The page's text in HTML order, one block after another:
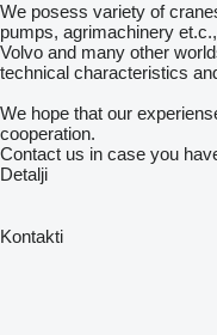
We posess variety of
pumps, agrimachinery
Volvo and many other
technical characteristics
We hope that our
cooperation.
Contact us in case you
Detalji
Kontakti